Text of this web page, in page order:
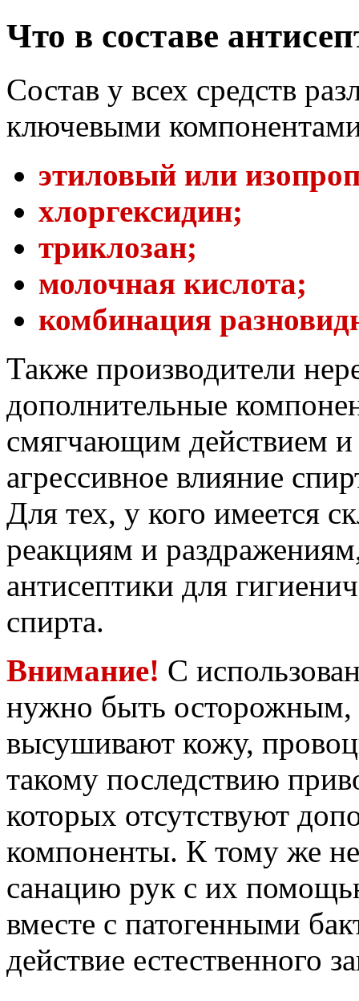
Что в составе
Состав у всех средств
ключевыми компонентами
этиловый или
хлоргексидин;
триклозан;
молочная кислота;
комбинация
Также производители
дополнительные
смягчающим действием и
агрессивное влияние
Для тех, у кого имеется
реакциям и
антисептики для
спирта.
Внимание! С
нужно быть осторожным,
высушивают кожу,
такому последствию
которых отсутствуют
компоненты. К тому же
санацию рук с их
вместе с патогенными
действие естественного